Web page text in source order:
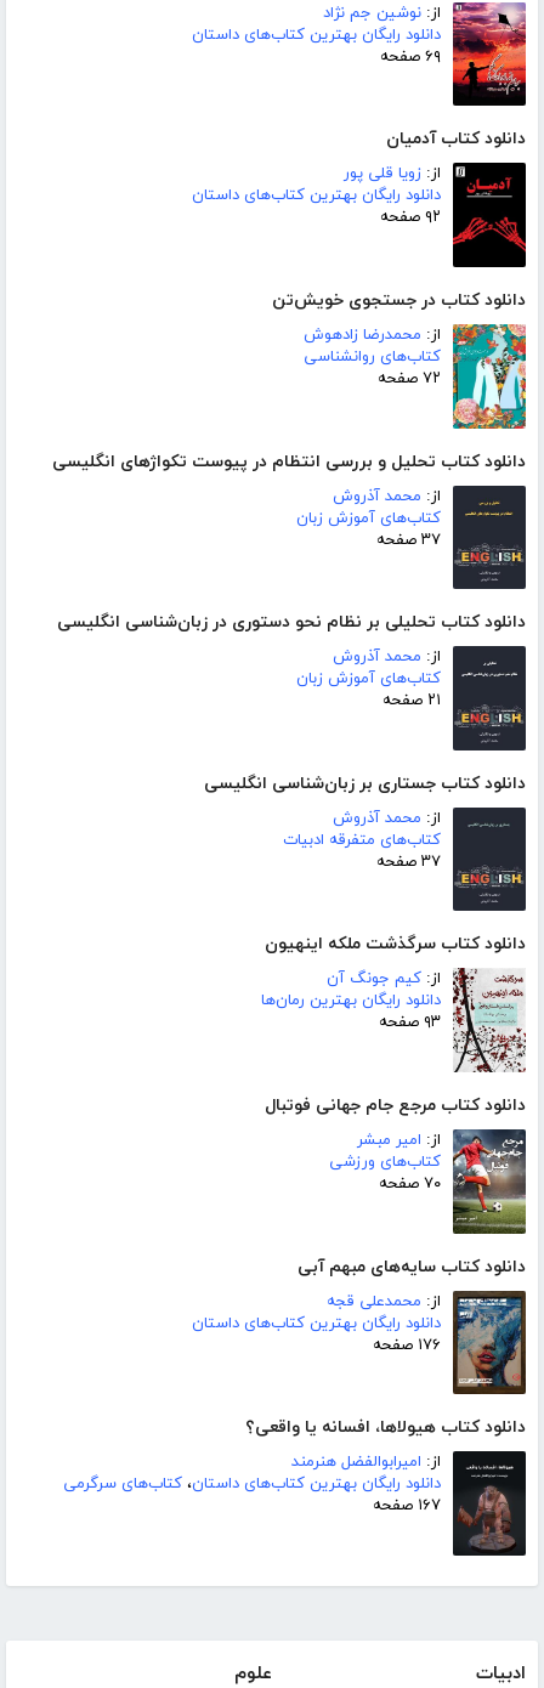
از: نوشین جم نژاد
دانلود رایگان بهترین کتاب‌های داستان
۶۹ صفحه
دانلود کتاب آدمیان
از: زویا قلی پور
دانلود رایگان بهترین کتاب‌های داستان
۹۲ صفحه
دانلود کتاب در جستجوی خویش‌تن
از: محمدرضا زادهوش
کتاب‌های روانشناسی
۷۲ صفحه
دانلود کتاب تحلیل و بررسی انتظام در پیوست تکواژهای انگلیسی
از: محمد آذروش
کتاب‌های آموزش زبان
۳۷ صفحه
دانلود کتاب تحلیلی بر نظام نحو دستوری در زبان‌شناسی انگلیسی
از: محمد آذروش
کتاب‌های آموزش زبان
۲۱ صفحه
دانلود کتاب جستاری بر زبان‌شناسی انگلیسی
از: محمد آذروش
کتاب‌های متفرقه ادبیات
۳۷ صفحه
دانلود کتاب سرگذشت ملکه اینهیون
از: کیم جونگ آن
دانلود رایگان بهترین رمان‌ها
۹۳ صفحه
دانلود کتاب مرجع جام جهانی فوتبال
از: امیر مبشر
کتاب‌های ورزشی
۷۰ صفحه
دانلود کتاب سایه‌های مبهم آبی
از: محمدعلی قجه
دانلود رایگان بهترین کتاب‌های داستان
۱۷۶ صفحه
دانلود کتاب هیولاها، افسانه یا واقعی؟
از: امیرابوالفضل هنرمند
دانلود رایگان بهترین کتاب‌های داستان، کتاب‌های سرگرمی
۱۶۷ صفحه
ادبیات علوم